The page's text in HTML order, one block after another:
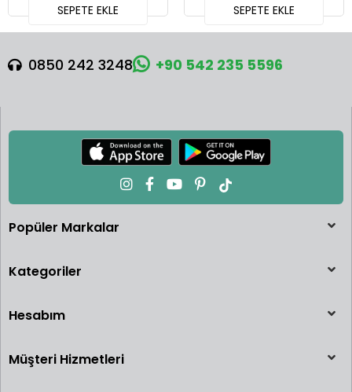
SEPETE EKLE SEPETE EKLE
0850 242 3248 +90 542 235 5596
Popüler Markalar
Kategoriler
Hesabım
Müşteri Hizmetleri